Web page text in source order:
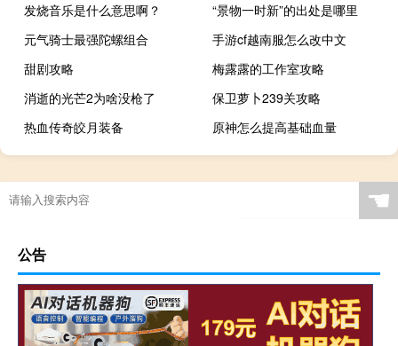
发烧音乐是什么意思啊？
“景物一时新”的出处是哪里
元气骑士最强陀螺组合
手游cf越南服怎么改中文
甜剧攻略
梅露露的工作室攻略
消逝的光芒2为啥没枪了
保卫萝卜239关攻略
热血传奇皎月装备
原神怎么提高基础血量
“则予十金”的出处是哪里
☚
公告